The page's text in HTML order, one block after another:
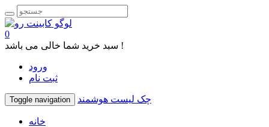
0
سبد خرید شما خالی می باشد !
ورود
ثبت نام
Toggle navigation چک لیست هوشمند
خانه